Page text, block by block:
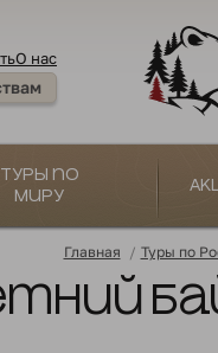
О нас
Туры по
миру
Главная / Туры по